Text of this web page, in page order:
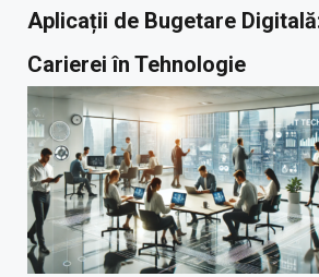
Aplicații de Bugetare
Carierei în Tehnologie